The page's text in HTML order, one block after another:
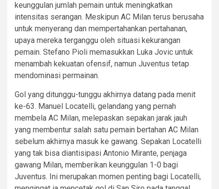
keunggulan jumlah pemain untuk meningkatkan
intensitas serangan. Meskipun AC Milan terus berusaha
untuk menyerang dan mempertahankan pertahanan,
upaya mereka terganggu oleh situasi kekurangan
pemain. Stefano Pioli memasukkan Luka Jovic untuk
menambah kekuatan ofensif, namun Juventus tetap
mendominasi permainan.
Gol yang ditunggu-tunggu akhirnya datang pada menit
ke-63. Manuel Locatelli, gelandang yang pernah
membela AC Milan, melepaskan sepakan jarak jauh
yang membentur salah satu pemain bertahan AC Milan
sebelum akhirnya masuk ke gawang. Sepakan Locatelli
yang tak bisa diantisipasi Antonio Mirante, penjaga
gawang Milan, memberikan keunggulan 1-0 bagi
Juventus. Ini merupakan momen penting bagi Locatelli,